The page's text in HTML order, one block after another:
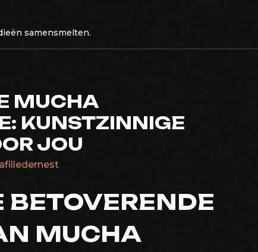
samensmelten.
MUCHA
KUNSTZINNIGE
JOU
BETOVERENDE
MUCHA